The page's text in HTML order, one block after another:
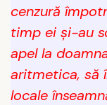
cenzură
timp ei și-au
apel la
aritmetica, să
locale